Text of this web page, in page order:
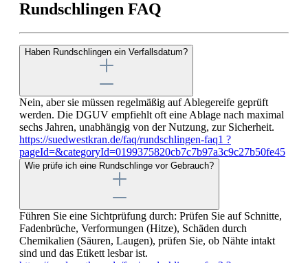
Rundschlingen FAQ
Haben Rundschlingen ein Verfallsdatum?
Nein, aber sie müssen regelmäßig auf Ablegereife geprüft
werden. Die DGUV empfiehlt oft eine Ablage nach maximal
sechs Jahren, unabhängig von der Nutzung, zur Sicherheit.
https://suedwestkran.de/faq/rundschlingen-faq1 ?
pageId=&categoryId=0199375820cb7c7b97a3c9c27b50fe45
Wie prüfe ich eine Rundschlinge vor Gebrauch?
Führen Sie eine Sichtprüfung durch: Prüfen Sie auf Schnitte,
Fadenbrüche, Verformungen (Hitze), Schäden durch
Chemikalien (Säuren, Laugen), prüfen Sie, ob Nähte intakt
sind und das Etikett lesbar ist.